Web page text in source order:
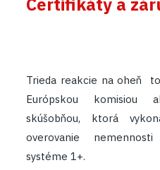
Trieda reakcie na oheň
Európskou komisiou
skúšobňou, ktorá
overovanie
systéme 1+.